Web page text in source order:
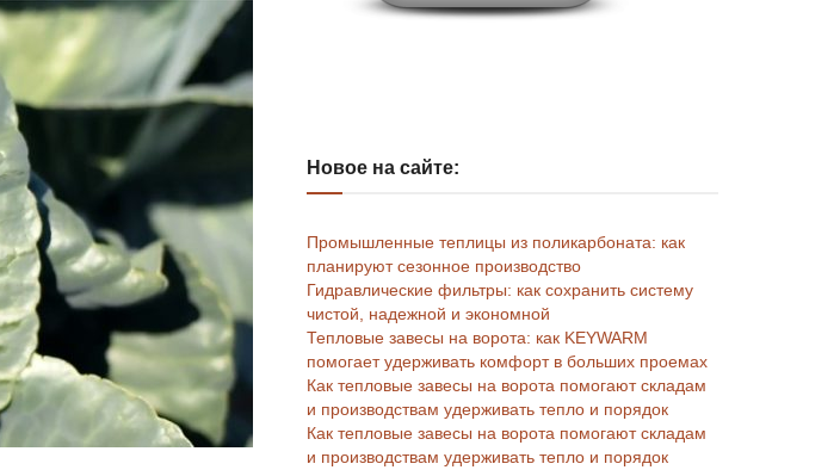
Новое на сайте:
Промышленные теплицы из поликарбоната: как
планируют сезонное производство
Гидравлические фильтры: как сохранить систему
чистой, надежной и экономной
Тепловые завесы на ворота: как KEYWARM
помогает удерживать комфорт в больших проемах
Как тепловые завесы на ворота помогают складам
и производствам удерживать тепло и порядок
Как тепловые завесы на ворота помогают складам
и производствам удерживать тепло и порядок